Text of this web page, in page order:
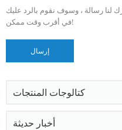
لنا رسالة ، وسوف نقوم بالرد عليك
في أقرب وقت ممكن!
كتالوجات المنتجات
أخبار حديثة